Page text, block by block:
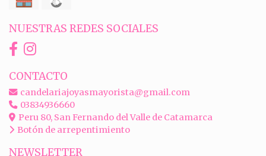
NUESTRAS REDES SOCIALES
CONTACTO
candelariajoyasmayorista@gmail.com
03834936660
Peru 80, San Fernando del Valle de Catamarca
Botón de arrepentimiento
NEWSLETTER